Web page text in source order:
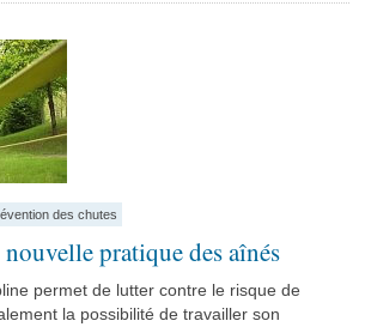
des chutes
pratique des aînés
permet de lutter contre le risque de
la possibilité de travailler son